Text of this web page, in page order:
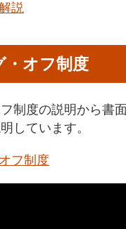
説
・オフ制度
制度の説明から書
しています。
フ制度